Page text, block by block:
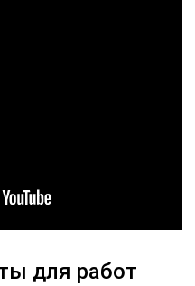
для работ